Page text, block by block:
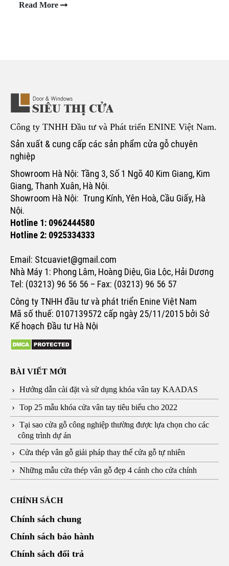
Read More
Công ty TNHH Đầu tư và Phát triển ENINE Việt Nam.
Sản xuất & cung cấp các sản phẩm cửa gỗ chuyên
nghiệp
Showroom Hà Nội: Tầng 3, Số 1 Ngõ 40 Kim Giang, Kim
Giang, Thanh Xuân, Hà Nội.
Showroom Hà Nội: Trung Kính, Yên Hoà, Cầu Giấy, Hà
Nội.
Hotline 1: 0962444580
Hotline 2: 0925334333
Email: Stcuaviet@gmail.com
Nhà Máy 1: Phong Lâm, Hoàng Diệu, Gia Lộc, Hải Dương
Tel: (03213) 96 56 56 – Fax: (03213) 96 56 57
Công ty TNHH đầu tư và phát triển Enine Việt Nam
Mã số thuế: 0107139572 cấp ngày 25/11/2015 bởi Sở
Kế hoạch Đầu tư Hà Nội
BÀI VIẾT MỚI
Hướng dẫn cài đặt và sử dụng khóa vân tay KAADAS
Top 25 mẫu khóa cửa vân tay tiêu biểu cho 2022
Tại sao cửa gỗ công nghiệp thường được lựa chọn cho các
công trình dự án
Cửa thép vân gỗ giải pháp thay thế cửa gỗ tự nhiên
Những mẫu cửa thép vân gỗ đẹp 4 cánh cho cửa chính
CHÍNH SÁCH
Chính sách chung
Chính sách bảo hành
Chính sách đổi trả